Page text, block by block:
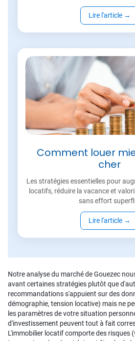
Lire l'article →
Comment louer
cher
Les stratégies essentielles pour
locatifs, réduire la vacance et
sans effort
Lire l'article →
Notre analyse du marché de Gouezec
avant certaines stratégies plutôt que
recommandations s'appuient sur des
démographie, tension locative) mais ne
les paramètres de votre situation
d'investissement peuvent tout à fait
L'immobilier locatif comporte des risques